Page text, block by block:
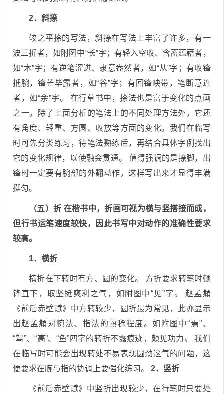
2．斜捺
较之平捺的写法，斜捺在写法上丰富了许多，有一
波三折者，如附图中“长”字；有轻入空收、含蓄蕴藉者，
如“木”字；有逆笔涩进、隶意盎然者，如“从”字；有收锋
抵腕，锋芒毕露者，如“谷”字；有回锋映带，笔断意连
者，如“余”字。 在行草书中，捺法也是富于变化的点画
之一。除了上面分析的笔法上的不同处理方法外，它还
有角度、轻重、方圆、收放等方面的变化。我们在临写
时可先分类练习，待笔法熟练后，再结合具体字例找出
它的变化规律，以使融会贯通。 值得强调的是捺脚，出
锋时一定要有腕部的外翻动作，这样写出来才显得丰满
挺匀。
（五）折 在楷书中，折画可视为横与竖搭接而成，
但行书运笔速度较快，因此书写中对动作的准确性要求
较高。
1．横折
横折在下转时有方、圆的变化。 方折要求转笔时顿
锋直下，取坚挺爽利之气，如附图中“见”字。 赵孟頫
《前后赤壁赋》中方转较少，圆折最为常见，此亦显示
出赵孟頫对腕法、指法的熟稔程度。如附图中“焉”、
“驾”、“高”、“鱼”四字的转折不露痕迹，颇见功力。 我们
在临写时可能会出现转处不易表现圆劲这气的问题，这
便要求在腕与指的协调上要强化练习。 2．竖折
《前后赤壁赋》中竖折出现较少，在行笔时只要处